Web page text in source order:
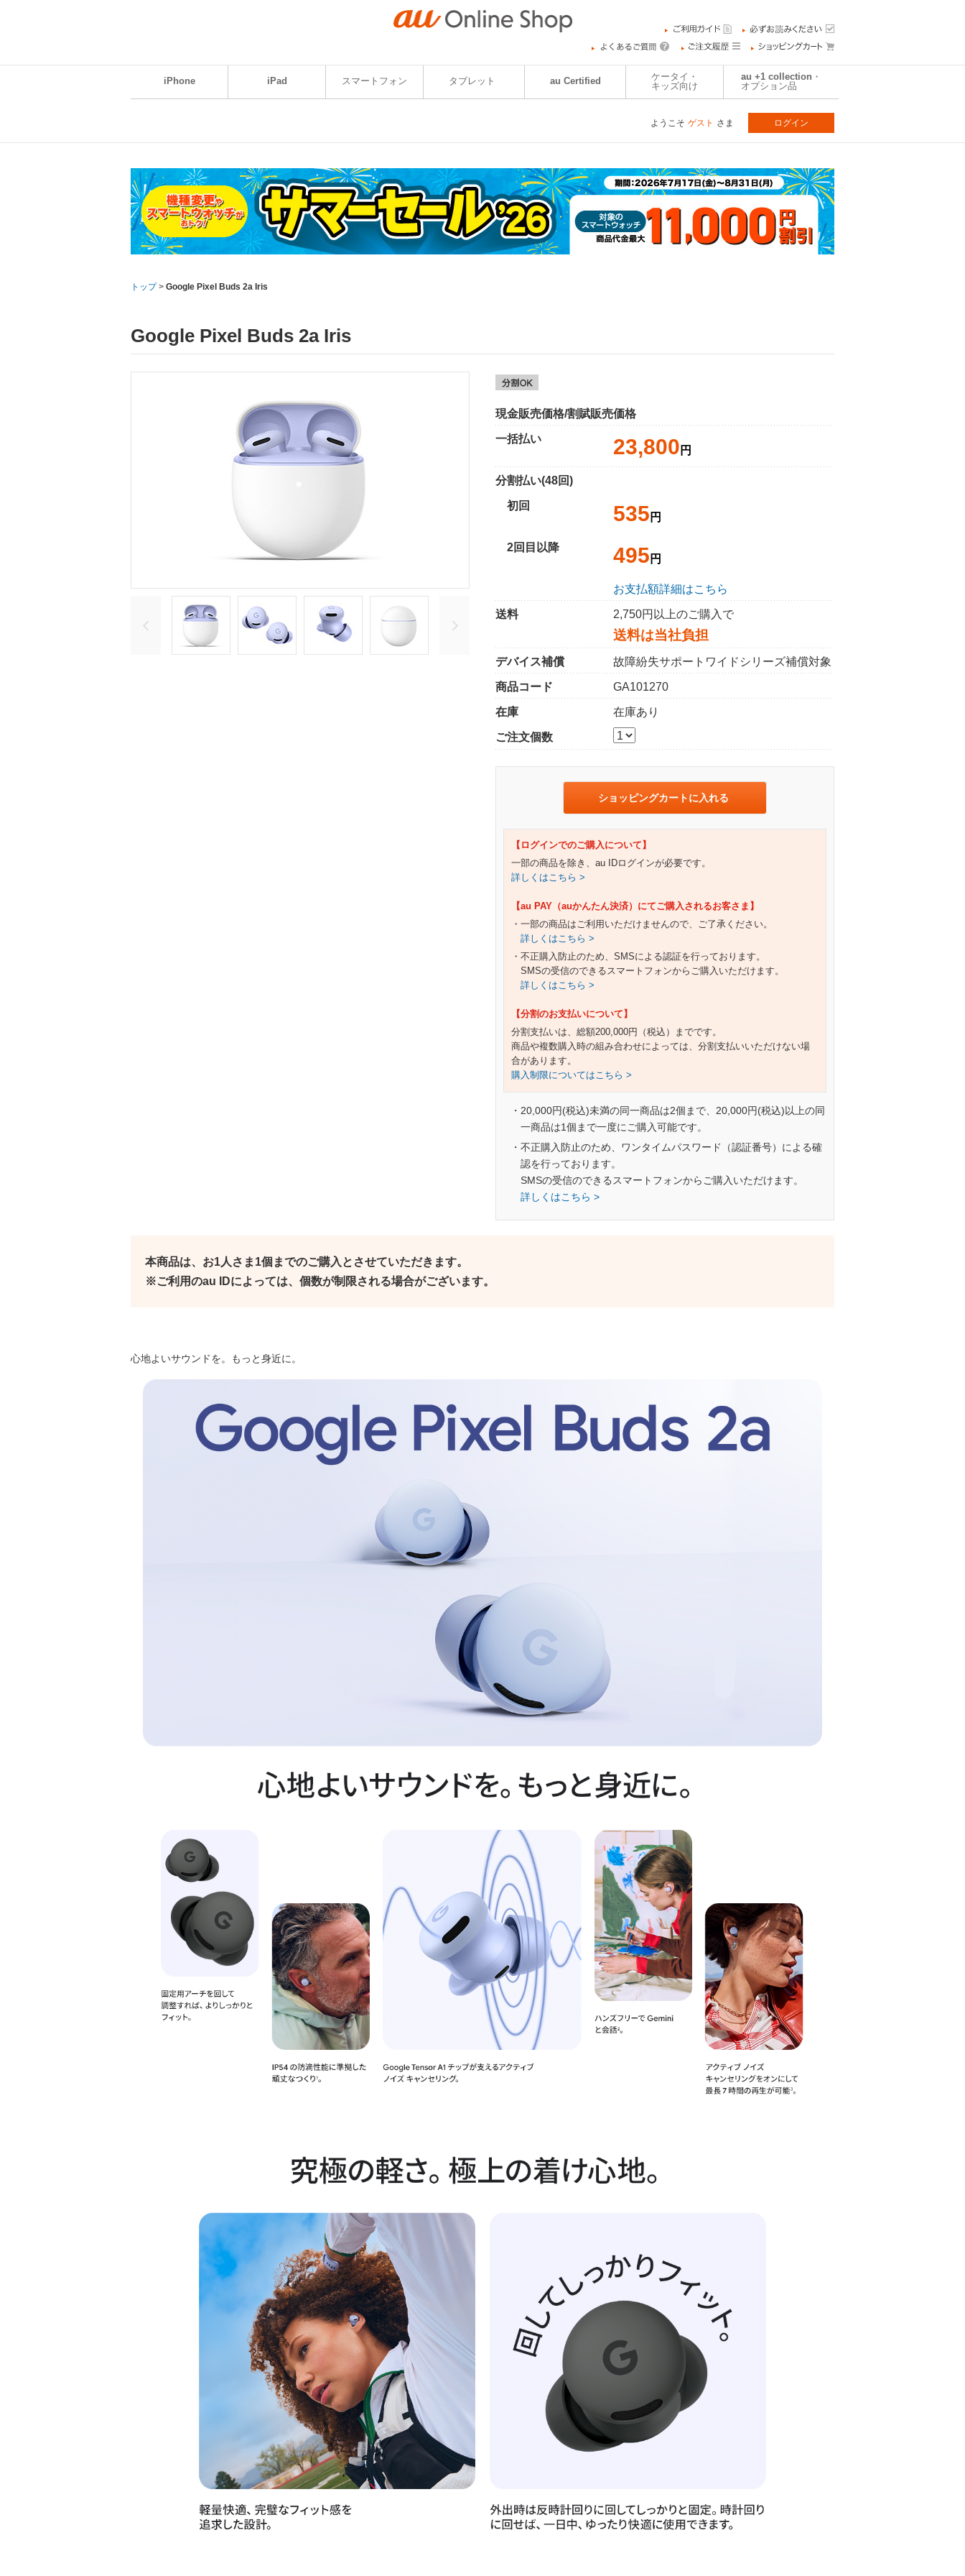
iPhone iPad スマートフォン タブレット au Certified
ケータイ・
キッズ向け
au +1 collection・
オプション品
ようこそ ゲスト さま ログイン
トップ> Google Pixel Buds 2a Iris
Google Pixel Buds 2a Iris
現金販売価格/割賦販売価格
一括払い
23,800 円
分割払い(48回)
初回
535 円
2回目以降 495 円
お支払額詳細はこちら
送料
2,750円以上のご購入で
送料は当社負担
デバイス補償
故障紛失サポートワイドシリーズ補償対象
商品コード
GA101270
在庫
在庫あり
ご注文個数
ショッピングカートに入れる
【ログインでのご購入について】
一部の商品を除き、au IDログインが必要です。
詳しくはこちら >
【au PAY（auかんたん決済）にてご購入されるお客さま】
・一部の商品はご利用いただけませんので、ご了承ください。
詳しくはこちら >
・不正購入防止のため、SMSによる認証を行っております。
SMSの受信のできるスマートフォンからご購入いただけます。
詳しくはこちら >
【分割のお支払いについて】
分割支払いは、総額200,000円（税込）までです。
商品や複数購入時の組み合わせによっては、分割支払いいただけない場
合があります。
購入制限についてはこちら >
・20,000円(税込)未満の同一商品は2個まで、20,000円(税込)以上の同
一商品は1個まで一度にご購入可能です。
・不正購入防止のため、ワンタイムパスワード（認証番号）による確
認を行っております。
SMSの受信のできるスマートフォンからご購入いただけます。
詳しくはこちら >
本商品は、お1人さま1個までのご購入とさせていただきます。
※ご利用のau IDによっては、個数が制限される場合がございます。
心地よいサウンドを。もっと身近に。